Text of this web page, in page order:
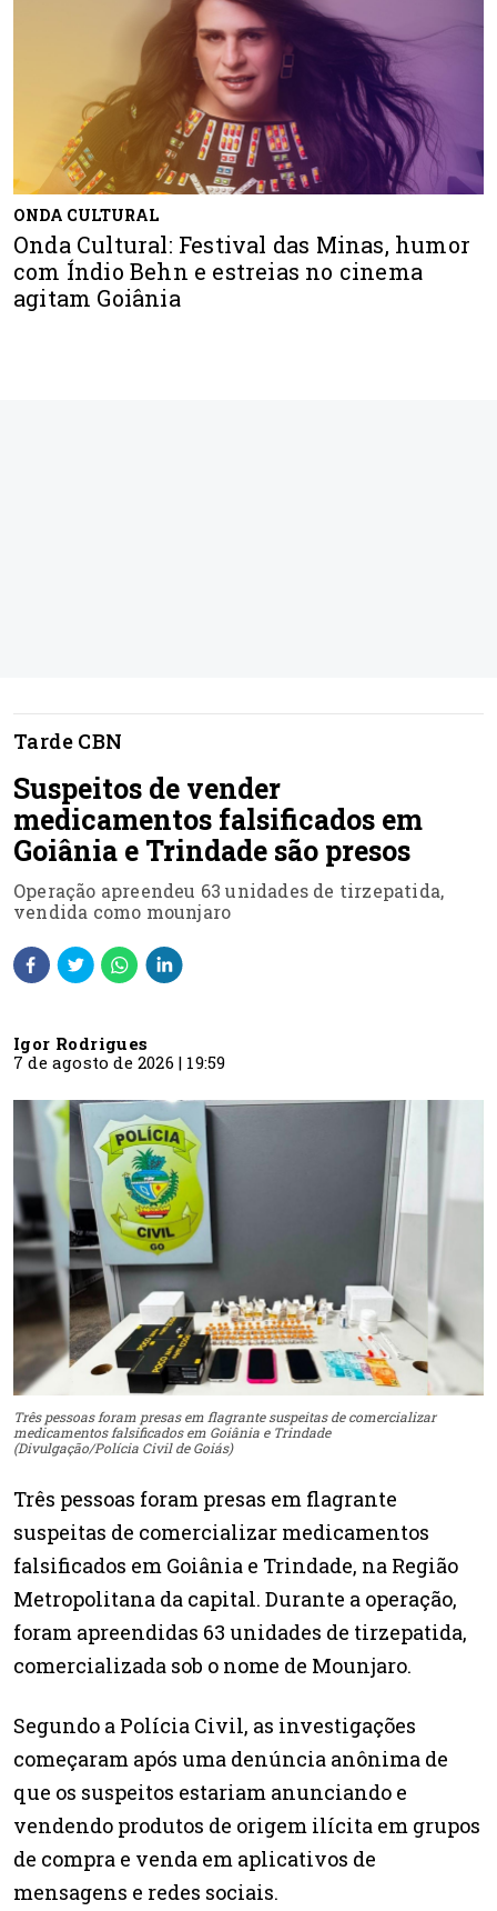
ONDA CULTURAL
Onda Cultural: Festival das Minas, humor
com Índio Behn e estreias no cinema
agitam Goiânia
Tarde CBN
Suspeitos de vender
medicamentos falsificados em
Goiânia e Trindade são presos
Operação apreendeu 63 unidades de tirzepatida,
vendida como mounjaro
Igor Rodrigues
7 de agosto de 2026 | 19:59
Três pessoas foram presas em flagrante suspeitas de comercializar
medicamentos falsificados em Goiânia e Trindade
(Divulgação/Polícia Civil de Goiás)
Três pessoas foram presas em flagrante
suspeitas de comercializar medicamentos
falsificados em Goiânia e Trindade, na Região
Metropolitana da capital. Durante a operação,
foram apreendidas 63 unidades de tirzepatida,
comercializada sob o nome de Mounjaro.
Segundo a Polícia Civil, as investigações
começaram após uma denúncia anônima de
que os suspeitos estariam anunciando e
vendendo produtos de origem ilícita em grupos
de compra e venda em aplicativos de
mensagens e redes sociais.